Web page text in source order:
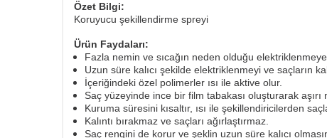
Özet Bilgi:
Koruyucu şekillendirme spreyi
Ürün Faydaları:
Fazla nemin ve sıcağın neden olduğu
Uzun süre kalıcı şekilde elektriklenmeyi ve saçların
İçeriğindeki özel polimerler ısı ile aktive olur.
Saç yüzeyinde ince bir film tabakası oluşturarak
Kuruma süresini kısaltır, ısı ile şekillendiricilerden
Kalıntı bırakmaz ve saçları ağırlaştırmaz.
Saç rengini de korur ve şeklin uzun süre kalıcı